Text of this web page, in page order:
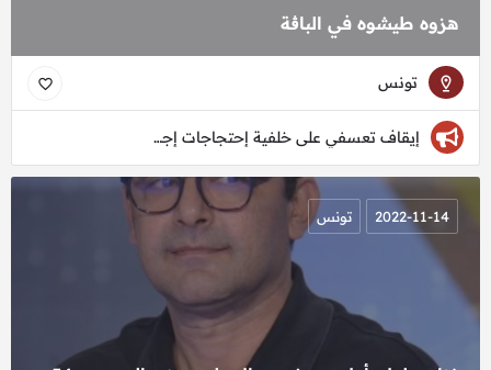
هزوه طيشوه في الباڨة
تونس
إيقاف تعسفي على خلفية إحتجاجات إجتماعيّة
2022-11-14 تونس